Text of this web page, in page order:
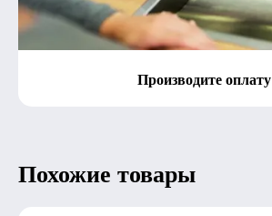
Производите оплату
Похожие товары